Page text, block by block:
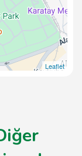
Leaflet